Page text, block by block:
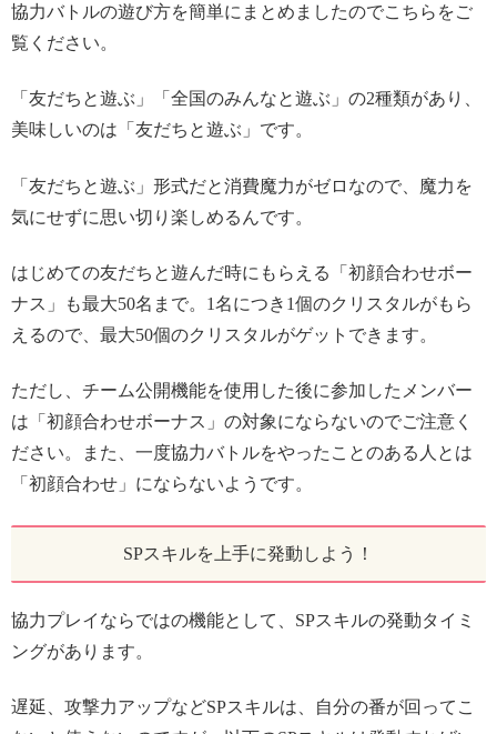
協力バトルの遊び方を簡単にまとめましたのでこちらをご
覧ください。
「友だちと遊ぶ」「全国のみんなと遊ぶ」の2種類があり、
美味しいのは「友だちと遊ぶ」です。
「友だちと遊ぶ」形式だと消費魔力がゼロなので、魔力を
気にせずに思い切り楽しめるんです。
はじめての友だちと遊んだ時にもらえる「初顔合わせボー
ナス」も最大50名まで。1名につき1個のクリスタルがもら
えるので、最大50個のクリスタルがゲットできます。
ただし、チーム公開機能を使用した後に参加したメンバー
は「初顔合わせボーナス」の対象にならないのでご注意く
ださい。また、一度協力バトルをやったことのある人とは
「初顔合わせ」にならないようです。
SPスキルを上手に発動しよう！
協力プレイならではの機能として、SPスキルの発動タイミ
ングがあります。
遅延、攻撃力アップなどSPスキルは、自分の番が回ってこ